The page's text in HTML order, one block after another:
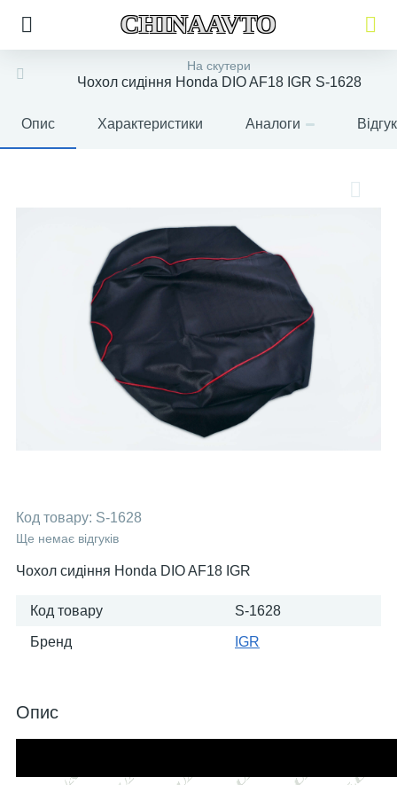
CHINAAVTO
На скутери
Чохол сидіння Honda DIO AF18 IGR S-1628
Опис Характеристики Аналоги
Код товару: S-1628
Ще немає відгуків
Чохол сидіння Honda DIO AF18 IGR
Код товару S-1628
Бренд IGR
Опис